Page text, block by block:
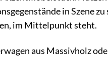
in Szene zu
im Mittelpunkt steht.
aus Massivholz